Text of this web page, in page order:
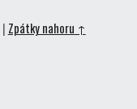
| Zpátky nahoru ↑